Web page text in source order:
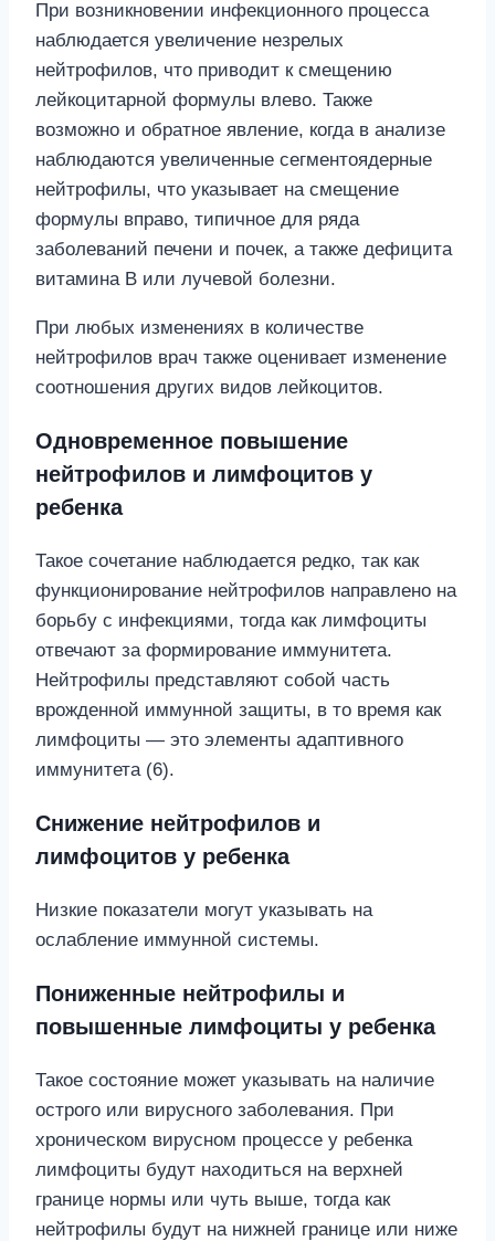
При возникновении инфекционного процесса
наблюдается увеличение незрелых
нейтрофилов, что приводит к смещению
лейкоцитарной формулы влево. Также
возможно и обратное явление, когда в анализе
наблюдаются увеличенные сегментоядерные
нейтрофилы, что указывает на смещение
формулы вправо, типичное для ряда
заболеваний печени и почек, а также дефицита
витамина B или лучевой болезни.
При любых изменениях в количестве
нейтрофилов врач также оценивает изменение
соотношения других видов лейкоцитов.
Одновременное повышение
нейтрофилов и лимфоцитов у
ребенка
Такое сочетание наблюдается редко, так как
функционирование нейтрофилов направлено на
борьбу с инфекциями, тогда как лимфоциты
отвечают за формирование иммунитета.
Нейтрофилы представляют собой часть
врожденной иммунной защиты, в то время как
лимфоциты — это элементы адаптивного
иммунитета (6).
Снижение нейтрофилов и
лимфоцитов у ребенка
Низкие показатели могут указывать на
ослабление иммунной системы.
Пониженные нейтрофилы и
повышенные лимфоциты у ребенка
Такое состояние может указывать на наличие
острого или вирусного заболевания. При
хроническом вирусном процессе у ребенка
лимфоциты будут находиться на верхней
границе нормы или чуть выше, тогда как
нейтрофилы будут на нижней границе или ниже